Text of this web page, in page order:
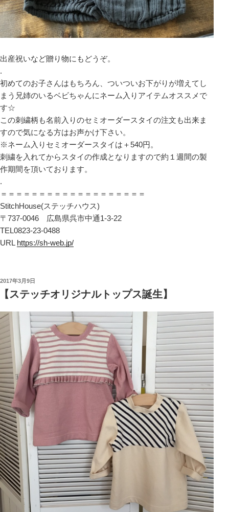
出産祝いなど贈り物にもどうぞ。
.
初めてのお子さんはもちろん、ついついお下がりが増えてし
まう兄姉のいるベビちゃんにネーム入りアイテムオススメで
す☆
この刺繍柄も名前入りのセミオーダースタイの注文も出来ま
すので気になる方はお声かけ下さい。
※ネーム入りセミオーダースタイは＋540円。
刺繍を入れてからスタイの作成となりますので約１週間の製
作期間を頂いております。
.
＝＝＝＝＝＝＝＝＝＝＝＝＝＝＝＝＝＝＝
StitchHouse(ステッチハウス)
〒737-0046 広島県呉市中通1-3-22
TEL0823-23-0488
URL https://sh-web.jp/
投
日:
2017年3月9日
ステッチオリジナルトップス誕生】